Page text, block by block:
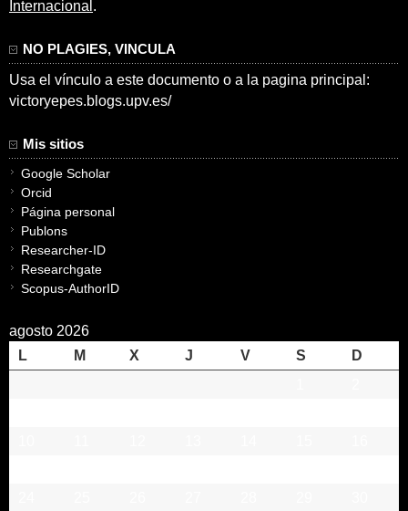
Internacional .
NO PLAGIES, VINCULA
Usa el vínculo a este documento o a la pagina principal:
victoryepes.blogs.upv.es/
Mis sitios
Google Scholar
Orcid
Página personal
Publons
Researcher-ID
Researchgate
Scopus-AuthorID
agosto 2026
L
M X J V S
D